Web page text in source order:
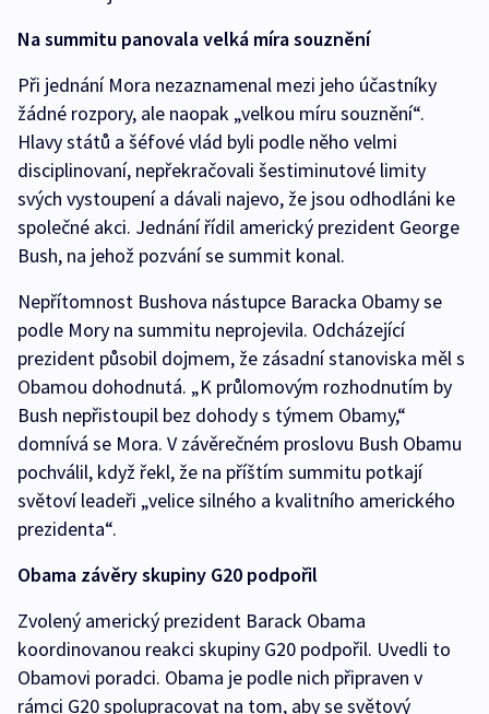
Na summitu panovala velká míra souznění
Při jednání Mora nezaznamenal mezi jeho účastníky
žádné rozpory, ale naopak „velkou míru souznění“.
Hlavy států a šéfové vlád byli podle něho velmi
disciplinovaní, nepřekračovali šestiminutové limity
svých vystoupení a dávali najevo, že jsou odhodláni ke
společné akci. Jednání řídil americký prezident George
Bush, na jehož pozvání se summit konal.
Nepřítomnost Bushova nástupce Baracka Obamy se
podle Mory na summitu neprojevila. Odcházející
prezident působil dojmem, že zásadní stanoviska měl s
Obamou dohodnutá. „K průlomovým rozhodnutím by
Bush nepřistoupil bez dohody s týmem Obamy,“
domnívá se Mora. V závěrečném proslovu Bush Obamu
pochválil, když řekl, že na příštím summitu potkají
světoví leadeři „velice silného a kvalitního amerického
prezidenta“.
Obama závěry skupiny G20 podpořil
Zvolený americký prezident Barack Obama
koordinovanou reakci skupiny G20 podpořil. Uvedli to
Obamovi poradci. Obama je podle nich připraven v
rámci G20 spolupracovat na tom, aby se světový